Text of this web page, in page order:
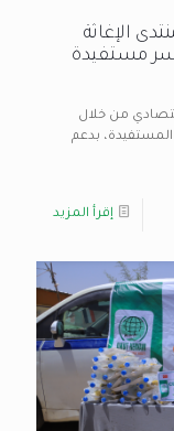
الإغاثة
مستفيدة
من خلال
المستفيدة، بدعم
إقرأ المزيد